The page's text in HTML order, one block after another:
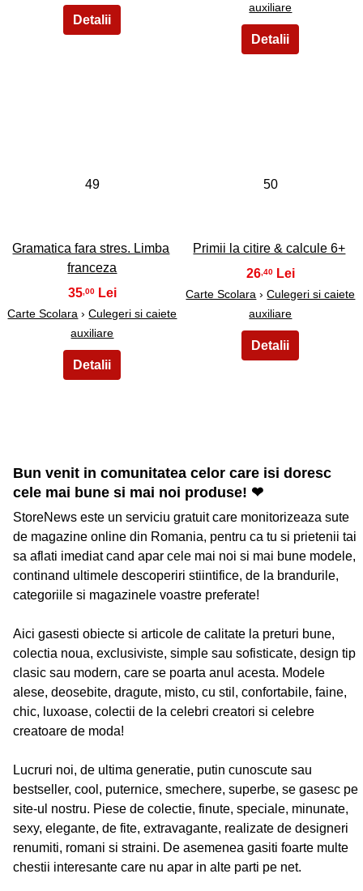
auxiliare
49
Gramatica fara stres. Limba
franceza
35,00
Carte Scolara ›Culegeri si caiete
auxiliare
50
Primii la citire & calcule 6+
26,40
Carte Scolara ›Culegeri si caiete
auxiliare
Bun venit in comunitatea celor care isi doresc
cele mai bune si mai noi produse! ❤
StoreNews este un serviciu gratuit care monitorizeaza sute
de magazine online din Romania, pentru ca tu si prietenii tai
sa aflati imediat cand apar cele mai noi si mai bune modele,
continand ultimele descoperiri stiintifice, de la brandurile,
categoriile si magazinele voastre preferate!
Aici gasesti obiecte si articole de calitate la preturi bune,
colectia noua, exclusiviste, simple sau sofisticate, design tip
clasic sau modern, care se poarta anul acesta. Modele
alese, deosebite, dragute, misto, cu stil, confortabile, faine,
chic, luxoase, colectii de la celebri creatori si celebre
creatoare de moda!
Lucruri noi, de ultima generatie, putin cunoscute sau
bestseller, cool, puternice, smechere, superbe, se gasesc pe
site-ul nostru. Piese de colectie, finute, speciale, minunate,
sexy, elegante, de fite, extravagante, realizate de designeri
renumiti, romani si straini. De asemenea gasiti foarte multe
chestii interesante care nu apar in alte parti pe net.